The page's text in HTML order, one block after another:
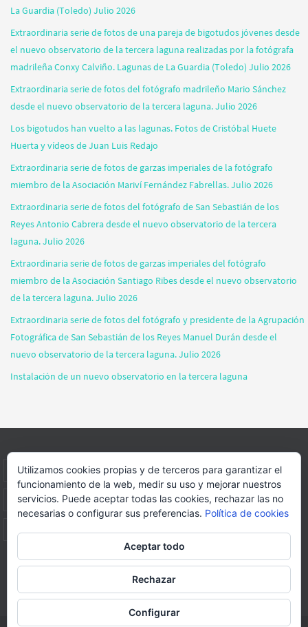
La Guardia (Toledo) Julio 2026
Extraordinaria serie de fotos de una pareja de bigotudos jóvenes desde
el nuevo observatorio de la tercera laguna realizadas por la fotógrafa
madrileña Conxy Calviño. Lagunas de La Guardia (Toledo) Julio 2026
Extraordinaria serie de fotos del fotógrafo madrileño Mario Sánchez
desde el nuevo observatorio de la tercera laguna. Julio 2026
Los bigotudos han vuelto a las lagunas. Fotos de Cristóbal Huete
Huerta y vídeos de Juan Luis Redajo
Extraordinaria serie de fotos de garzas imperiales de la fotógrafo
miembro de la Asociación Mariví Fernández Fabrellas. Julio 2026
Extraordinaria serie de fotos del fotógrafo de San Sebastián de los
Reyes Antonio Cabrera desde el nuevo observatorio de la tercera
laguna. Julio 2026
Extraordinaria serie de fotos de garzas imperiales del fotógrafo
miembro de la Asociación Santiago Ribes desde el nuevo observatorio
de la tercera laguna. Julio 2026
Extraordinaria serie de fotos del fotógrafo y presidente de la Agrupación
Fotográfica de San Sebastián de los Reyes Manuel Durán desde el
nuevo observatorio de la tercera laguna. Julio 2026
Instalación de un nuevo observatorio en la tercera laguna
INICIO INFORMACIÓN ASOCIACION SUS HABITANTES
FOTOS VIDEOS BLOG PATROCINADORES DONACIONES
Página web realizada porFORMACION WEBS Y MULTIMEDIA
Utilizamos cookies propias y de terceros para garantizar el
funcionamiento de la web, medir su uso y mejorar nuestros
servicios. Puede aceptar todas las cookies, rechazar las no
necesarias o configurar sus preferencias. Política de cookies
Aceptar todo
Rechazar
Configurar